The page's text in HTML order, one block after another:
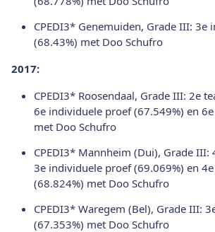
CPEDI3* Genemuiden, Grade III: 3e
(68.43%) met Doo Schufro
2017:
CPEDI3* Roosendaal, Grade III: 2e
6e individuele proef (67.549%) en
met Doo Schufro
CPEDI3* Mannheim (Dui), Grade III:
3e individuele proef (69.069%) en
(68.824%) met Doo Schufro
CPEDI3* Waregem (Bel), Grade III:
(67.353%) met Doo Schufro